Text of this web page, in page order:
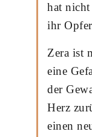
hat
ihr
Zera ist
eine
der
Herz
einen